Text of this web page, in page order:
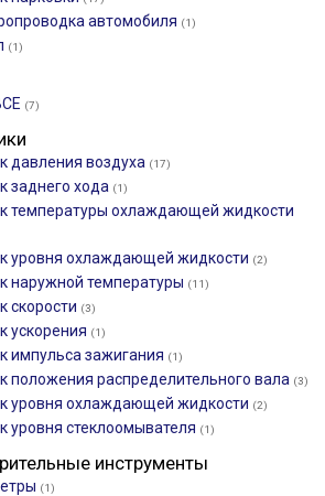
автомобиля (1)
(1)
(7)
давления воздуха (17)
заднего хода (1)
температуры охлаждающей жидкости
уровня охлаждающей жидкости (2)
наружной температуры (11)
скорости (3)
ускорения (1)
импульса зажигания (1)
положения распределительного вала (3)
уровня охлаждающей жидкости (2)
уровня стеклоомывателя (1)
инструменты
(1)